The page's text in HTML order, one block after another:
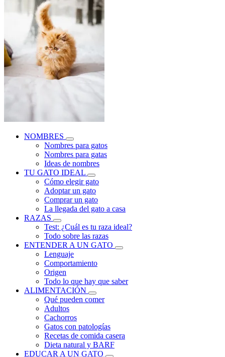
NOMBRES
Nombres para gatos
Nombres para gatas
Ideas de nombres
TU GATO IDEAL
Cómo elegir gato
Adoptar un gato
Comprar un gato
La llegada del gato a casa
RAZAS
Test: ¿Cuál es tu raza ideal?
Todo sobre las razas
ENTENDER A UN GATO
Lenguaje
Comportamiento
Origen
Todo lo que hay que saber
ALIMENTACIÓN
Qué pueden comer
Adultos
Cachorros
Gatos con patologías
Recetas de comida casera
Dieta natural y BARF
EDUCAR A UN GATO